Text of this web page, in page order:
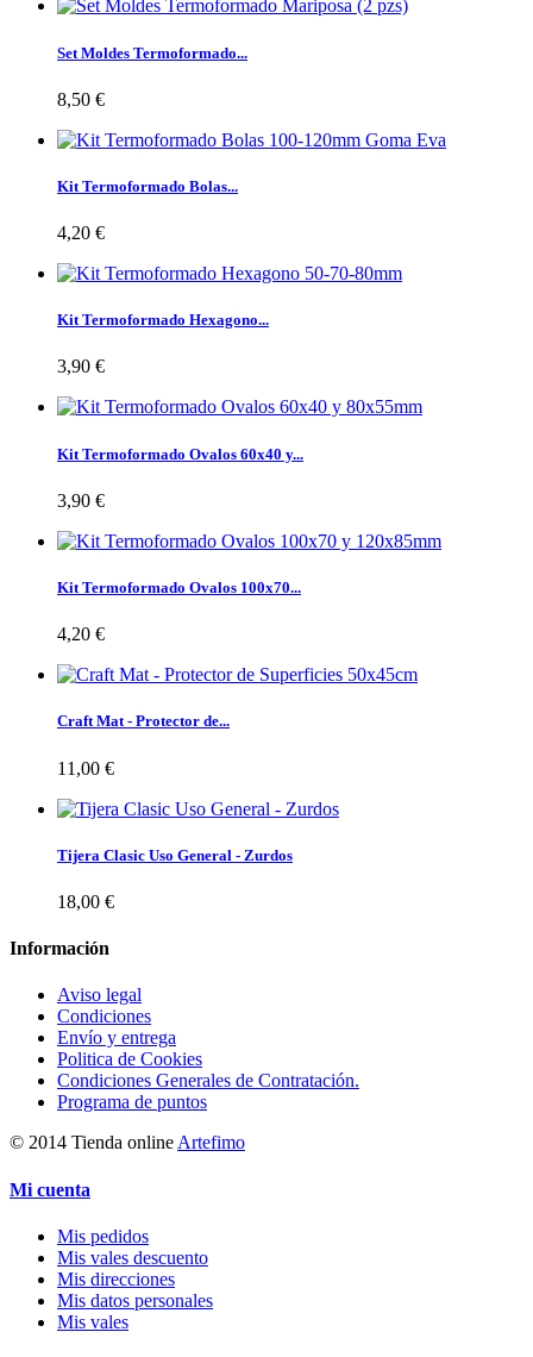
Set Moldes Termoformado...
8,50 €
Kit Termoformado Bolas...
4,20 €
Kit Termoformado Hexagono...
3,90 €
Kit Termoformado Ovalos 60x40 y...
3,90 €
Kit Termoformado Ovalos 100x70...
4,20 €
Craft Mat - Protector de...
11,00 €
Tijera Clasic Uso General - Zurdos
18,00 €
Información
Aviso legal
Condiciones
Envío y entrega
Politica de Cookies
Condiciones Generales de Contratación.
Programa de puntos
© 2014 Tienda online Artefimo
Mi cuenta
Mis pedidos
Mis vales descuento
Mis direcciones
Mis datos personales
Mis vales